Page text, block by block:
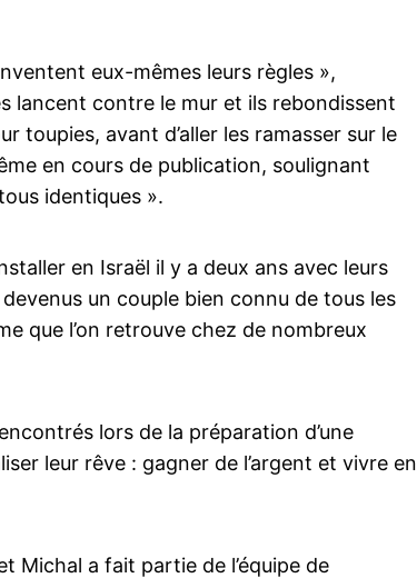
eux-mêmes leurs règles »,
lancent contre le mur et ils rebondissent
toupies, avant d’aller les ramasser sur le
en cours de publication, soulignant
identiques ».
en Israël il y a deux ans avec leurs
un couple bien connu de tous les
que l’on retrouve chez de nombreux
lors de la préparation d’une
leur rêve : gagner de l’argent et vivre en
Michal a fait partie de l’équipe de